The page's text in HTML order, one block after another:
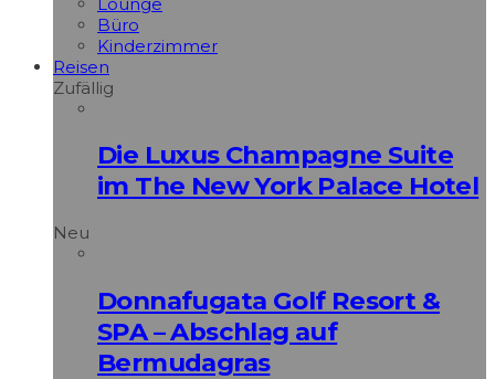
Büro
Kinderzimmer
Reisen
Zufällig
Die Luxus Champagne Suite
im The New York Palace Hotel
Neu
Donnafugata Golf Resort &
SPA – Abschlag auf
Bermudagras